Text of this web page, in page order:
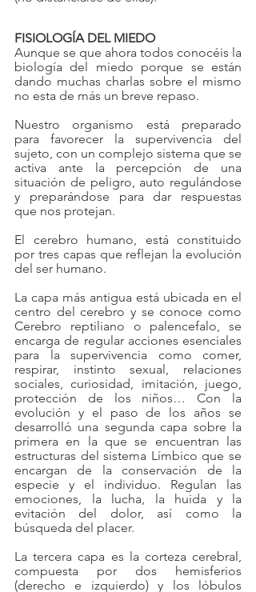
FISIOLOGÍA DEL MIEDO
Aunque se que ahora todos conocéis la
biología del miedo porque se están
dando muchas charlas sobre el mismo
no esta de más un breve repaso.
Nuestro organismo está preparado
para favorecer la supervivencia del
sujeto, con un complejo sistema que se
activa ante la percepción de una
situación de peligro, auto regulándose
y preparándose para dar respuestas
que nos protejan.
El cerebro humano, está constituido
por tres capas que reflejan la evolución
del ser humano.
La capa más antigua está ubicada en el
centro del cerebro y se conoce como
Cerebro reptiliano o palencefalo, se
encarga de regular acciones esenciales
para la supervivencia como comer,
respirar, instinto sexual, relaciones
sociales, curiosidad, imitación, juego,
protección de los niños… Con la
evolución y el paso de los años se
desarrolló una segunda capa sobre la
primera en la que se encuentran las
estructuras del sistema Límbico que se
encargan de la conservación de la
especie y el individuo. Regulan las
emociones, la lucha, la huida y la
evitación del dolor, así como la
búsqueda del placer.
La tercera capa es la corteza cerebral,
compuesta por dos hemisferios
(derecho e izquierdo) y los lóbulos